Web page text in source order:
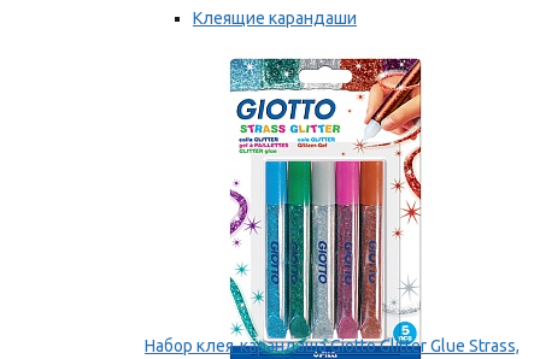
Клеящие карандаши
Мы рекомендуем
Набор клея-карандаша Giotto Glitter Glue Strass,